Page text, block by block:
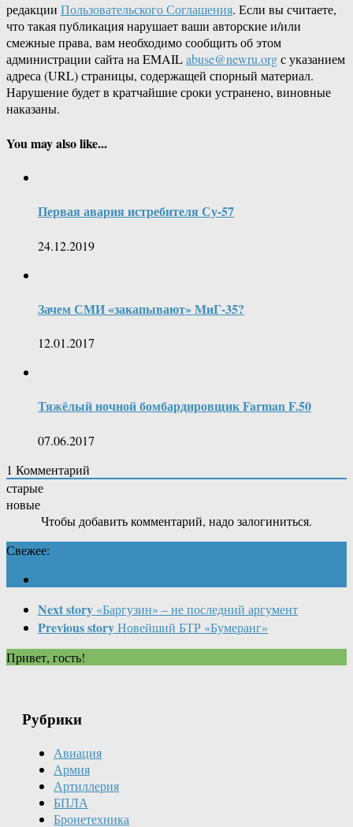
редакции Пользовательского Соглашения. Если вы считаете,
что такая публикация нарушает ваши авторские и/или
смежные права, вам необходимо сообщить об этом
администрации сайта на EMAILabuse@newru.orgс указанием
адреса (URL) страницы, содержащей спорный материал.
Нарушение будет в кратчайшие сроки устранено, виновные
наказаны.
You may also like...
Первая авария истребителя Су-57
24.12.2019
Зачем СМИ «закапывают» МиГ-35?
12.01.2017
Тяжёлый ночной бомбардировщик Farman F.50
07.06.2017
1 Комментарий
старые
новые
Чтобы добавить комментарий, надо залогиниться.
Свежее:
Next story «Баргузин» – не последний аргумент
Previous storyНовейший БТР «Бумеранг»
Привет, гость!
Рубрики
Авиация
Армия
Артиллерия
БПЛА
Бронетехника